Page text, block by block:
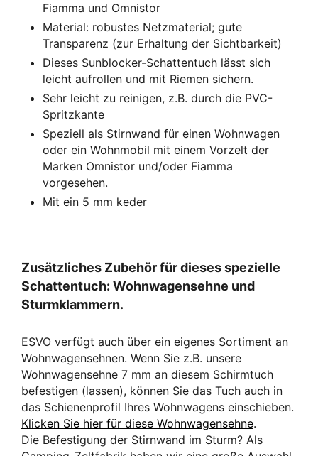
Fiamma und Omnistor
Material: robustes Netzmaterial; gute
Transparenz (zur Erhaltung der Sichtbarkeit)
Dieses Sunblocker-Schattentuch lässt sich
leicht aufrollen und mit Riemen sichern.
Sehr leicht zu reinigen, z.B. durch die PVC-
Spritzkante
Speziell als Stirnwand für einen Wohnwagen
oder ein Wohnmobil mit einem Vorzelt der
Marken Omnistor und/oder Fiamma
vorgesehen.
Mit ein 5 mm keder
Zusätzliches Zubehör für dieses spezielle
Schattentuch: Wohnwagensehne und
Sturmklammern.
ESVO verfügt auch über ein eigenes Sortiment an
Wohnwagensehnen. Wenn Sie z.B. unsere
Wohnwagensehne 7 mm an diesem Schirmtuch
befestigen (lassen), können Sie das Tuch auch in
das Schienenprofil Ihres Wohnwagens einschieben.
Klicken Sie hier für diese Wohnwagensehne.
Die Befestigung der Stirnwand im Sturm? Als